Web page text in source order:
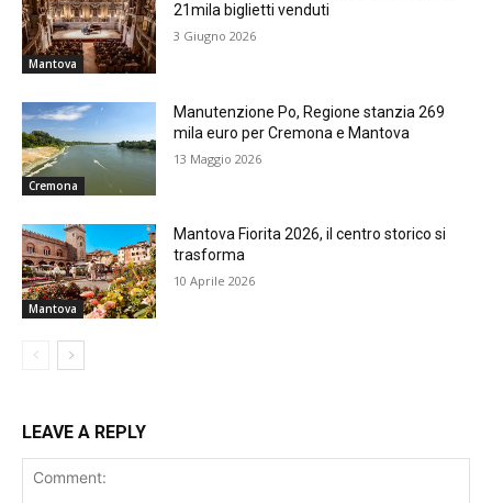
Mantova
21mila biglietti venduti
3 Giugno 2026
Cremona
Manutenzione Po, Regione stanzia 269
mila euro per Cremona e Mantova
13 Maggio 2026
Mantova
Mantova Fiorita 2026, il centro storico si
trasforma
10 Aprile 2026
LEAVE A REPLY